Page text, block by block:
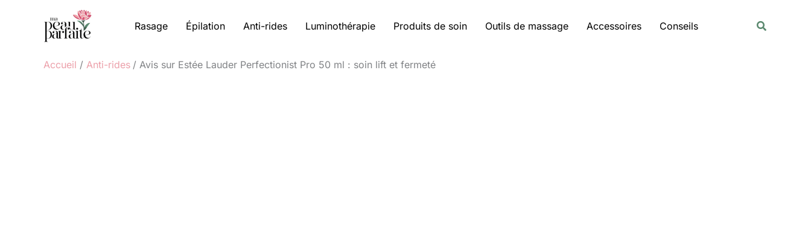
Rasage Épilation Anti-rides Luminothérapie Produits de soin Outils de massage Accessoires Conseils
Accueil Anti-rides Avis sur Estée Lauder Perfectionist Pro 50 ml : soin lift et fermeté